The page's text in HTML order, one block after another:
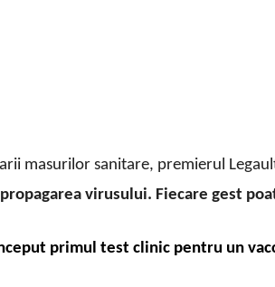
masurilor sanitare, premierul
virusului. Fiecare gest
primul test clinic pentru un